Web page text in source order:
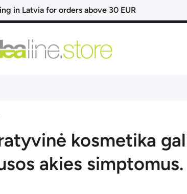
in Latvia for orders above 30 EUR
kosmetika
akies simptomus.